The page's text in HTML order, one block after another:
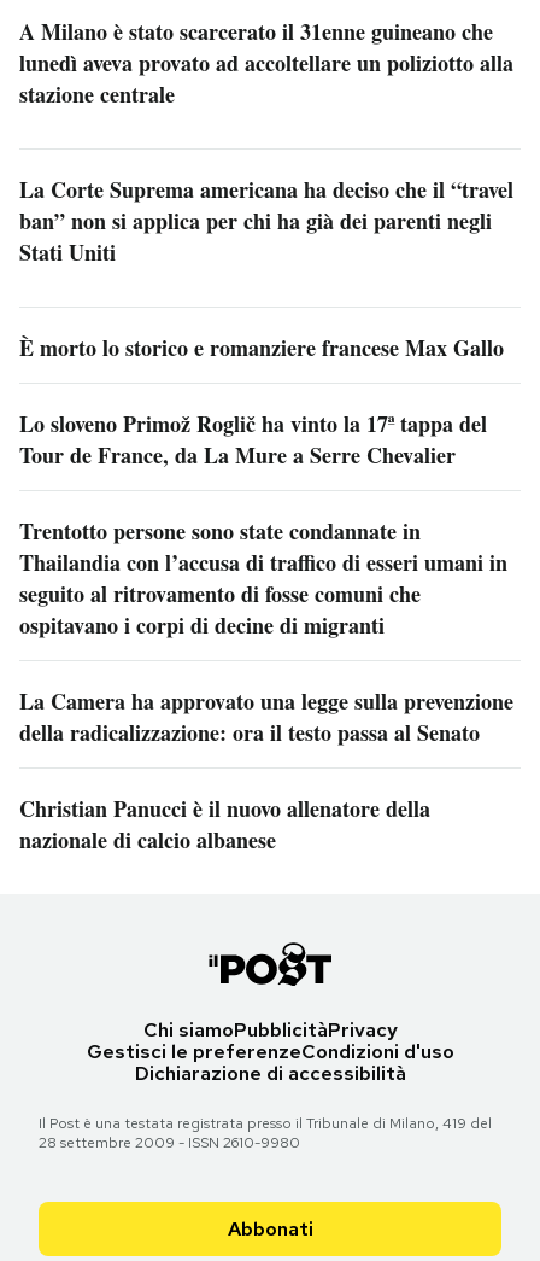
A Milano è stato scarcerato il 31enne guineano che
lunedì aveva provato ad accoltellare un poliziotto alla
stazione centrale
La Corte Suprema americana ha deciso che il “travel
ban” non si applica per chi ha già dei parenti negli
Stati Uniti
È morto lo storico e romanziere francese Max Gallo
Lo sloveno Primož Roglič ha vinto la 17ª tappa del
Tour de France, da La Mure a Serre Chevalier
Trentotto persone sono state condannate in
Thailandia con l’accusa di traffico di esseri umani in
seguito al ritrovamento di fosse comuni che
ospitavano i corpi di decine di migranti
La Camera ha approvato una legge sulla prevenzione
della radicalizzazione: ora il testo passa al Senato
Christian Panucci è il nuovo allenatore della
nazionale di calcio albanese
Chi siamoPubblicitàPrivacy
Gestisci le preferenzeCondizioni d'uso
Dichiarazione di accessibilità
Il Post è una testata registrata presso il Tribunale di Milano, 419 del
28 settembre 2009 - ISSN 2610-9980
Abbonati